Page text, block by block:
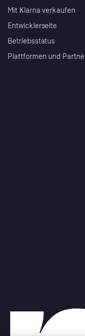
Mit Klarna verkaufen
Entwicklerseite
Betriebsstatus
Plattformen und